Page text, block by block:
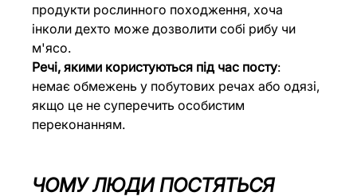
продукти рослинного походження, хоча
інколи дехто може дозволити собі рибу чи
м'ясо.
Речі, якими користуються під час посту:
немає обмежень у побутових речах або одязі,
якщо це не суперечить особистим
переконанням.
ЧОМУ ЛЮДИ ПОСТЯТЬСЯ